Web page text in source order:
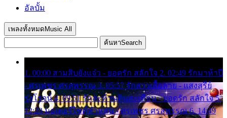
อัลบั้ม
เพลงทั้งหมด Music All
ค้นหาSearch
1. 00:00 สามสิบยังแจ๋ว - ยอดรัก สลักใจ 2. 02:49 รักมาห้าปี
- ศรเพชร ศรสุพรรณ 3. 05:57 รักสาวเสื้อลาย - แสงสุรีย์
รุ่งโรจน์ 4. 09:51 รักสะท้านดินสะเทือน - ยอดรัก สลักใจ 5.
12:23 มอเตอร์ไซค์ทำหล่น - ศรเพชร ศรสุพรรณ 6. 14:49